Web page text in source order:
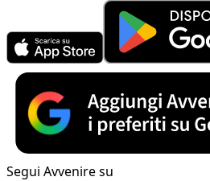
Segui Avvenire su